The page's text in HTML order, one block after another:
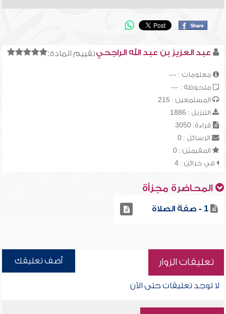
تقييم المادة:عبد العزيز بن عبد الله الراجحي
معلومات : ---
ملحوظة : ---
المستمعين : 215
التنزيل : 1886
قراءة: 3050
الرسائل : 0
المقيميّن : 0
في خزائن : 4
المحاضرة مجزأة
1 - صفة الصلاة
تعليقات الزوار أضف تعليقك
لا توجد تعليقات حتى الآن